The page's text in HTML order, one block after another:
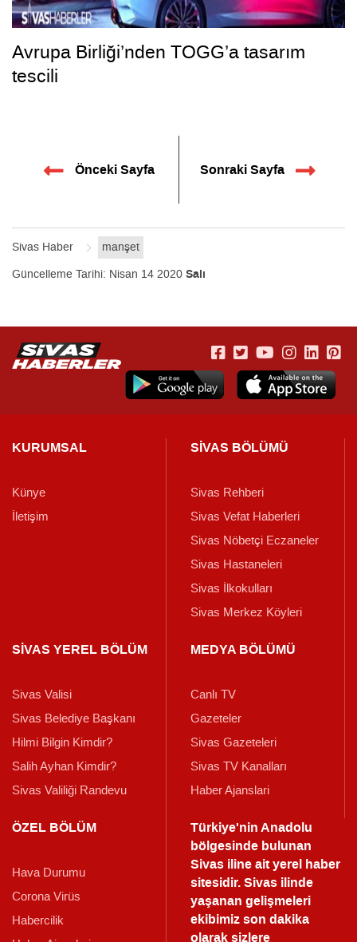
Sivas Haber
manşet
Güncelleme Tarihi: Nisan 14 2020 Salı
Avrupa Birliği’nden TOGG’a tasarım
tescili
Önceki Sayfa Sonraki Sayfa
KURUMSAL
Künye
İletişim
SİVAS BÖLÜMÜ
Sivas Rehberi
Sivas Vefat Haberleri
Sivas Nöbetçi Eczaneler
Sivas Hastaneleri
Sivas İlkokulları
Sivas Merkez Köyleri
SİVAS YEREL BÖLÜM
Sivas Valisi
Sivas Belediye Başkanı
Hilmi Bilgin Kimdir?
Salih Ayhan Kimdir?
Sivas Valiliği Randevu
MEDYA BÖLÜMÜ
Canlı TV
Gazeteler
Sivas Gazeteleri
Sivas TV Kanalları
Haber Ajanslari
ÖZEL BÖLÜM
Hava Durumu
Corona Virüs
Habercilik
Türkiye'nin Anadolu
bölgesinde bulunan
Sivas iline ait yerel haber
sitesidir. Sivas ilinde
yaşanan gelişmeleri
ekibimiz son dakika
olarak sizlere